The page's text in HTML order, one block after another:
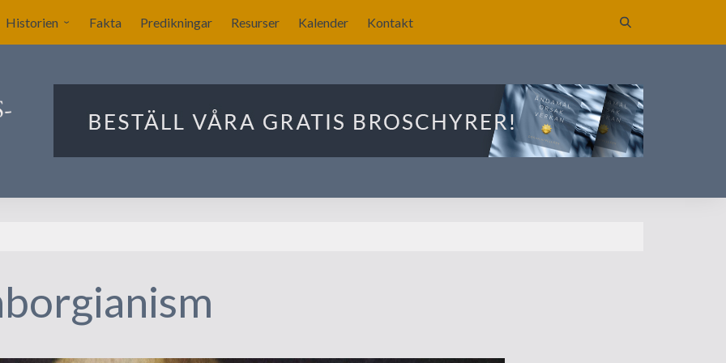
Historien
Sällskapet Nya Kyrkans
Förslag på ritningar till
kyrkan i Stockholm
Ekonomin för
Fakta Predikningar Resurser Kalender Kontakt